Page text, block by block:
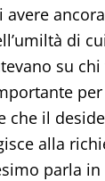
avere
di
su
per
che il
alla
parla